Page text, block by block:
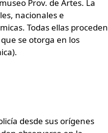
Prov. de Artes. La
nacionales e
Todas ellas proceden
se otorga en los
desde sus orígenes